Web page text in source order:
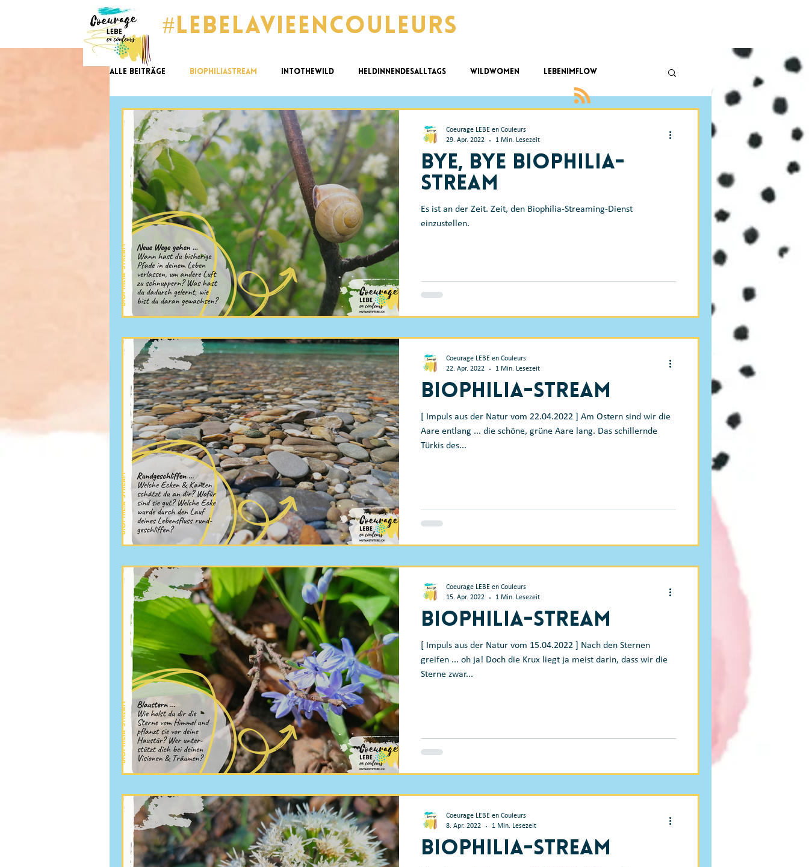
Alle Beiträge BiophiliaStream intothewild HeldinnendesAlltags wildwomen lebenimflow
GlücksImpulse tomorrow @work ZyklischLeben
Bye, Bye Biophilia-
Stream
Es ist an der Zeit. Zeit, den Biophilia-Streaming-Dienst
einzustellen.
Coeurage LEBE en Couleurs
29. Apr. 2022
1 Min. Lesezeit
Biophilia-Stream
[ Impuls aus der Natur vom 22.04.2022 ] Am Ostern sind wir die
Aare entlang ... die schöne, grüne Aare lang. Das schillernde
Türkis des...
Coeurage LEBE en Couleurs
22. Apr. 2022
1 Min. Lesezeit
Biophilia-Stream
[ Impuls aus der Natur vom 15.04.2022 ] Nach den Sternen
greifen ... oh ja! Doch die Krux liegt ja meist darin, dass wir die
Sterne zwar...
Coeurage LEBE en Couleurs
15. Apr. 2022
1 Min. Lesezeit
Biophilia-Stream
Coeurage LEBE en Couleurs
8. Apr. 2022
1 Min. Lesezeit
#lebelavieencouleurs